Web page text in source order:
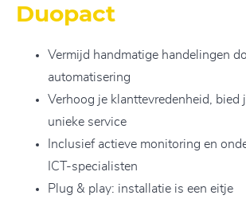
Duopact
Vermijd handmatige handelingen
automatisering
Verhoog je klanttevredenheid, bied
unieke service
Inclusief actieve monitoring en
ICT-specialisten
Plug & play: installatie is een eitje